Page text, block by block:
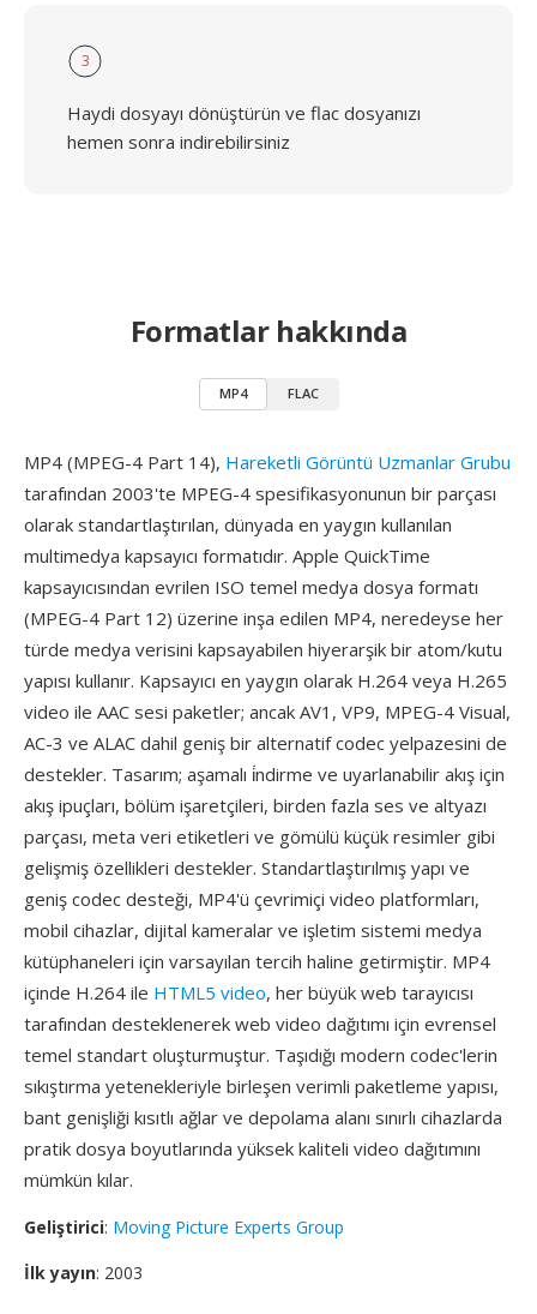
3
Haydi dosyayı dönüştürün ve flac dosyanızı
hemen sonra indirebilirsiniz
Formatlar hakkında
MP4 FLAC
MP4 (MPEG-4 Part 14), Hareketli Görüntü Uzmanlar Grubu
tarafından 2003'te MPEG-4 spesifikasyonunun bir parçası
olarak standartlaştırılan, dünyada en yaygın kullanılan
multimedya kapsayıcı formatıdır. Apple QuickTime
kapsayıcısından evrilen ISO temel medya dosya formatı
(MPEG-4 Part 12) üzerine inşa edilen MP4, neredeyse her
türde medya verisini kapsayabilen hiyerarşik bir atom/kutu
yapısı kullanır. Kapsayıcı en yaygın olarak H.264 veya H.265
video ile AAC sesi paketler; ancak AV1, VP9, MPEG-4 Visual,
AC-3 ve ALAC dahil geniş bir alternatif codec yelpazesini de
destekler. Tasarım; aşamalı i̇ndirme ve uyarlanabilir akış için
akış ipuçları, bölüm işaretçileri, birden fazla ses ve altyazı
parçası, meta veri etiketleri ve gömülü küçük resimler gibi
gelişmiş özellikleri destekler. Standartlaştırılmış yapı ve
geniş codec desteği, MP4'ü çevrimiçi video platformları,
mobil cihazlar, dijital kameralar ve işletim sistemi medya
kütüphaneleri için varsayılan tercih haline getirmiştir. MP4
içinde H.264 ile HTML5 video, her büyük web tarayıcısı
tarafından desteklenerek web video dağıtımı için evrensel
temel standart oluşturmuştur. Taşıdığı modern codec'lerin
sıkıştırma yetenekleriyle birleşen verimli paketleme yapısı,
bant genişliği kısıtlı ağlar ve depolama alanı sınırlı cihazlarda
pratik dosya boyutlarında yüksek kaliteli video dağıtımını
mümkün kılar.
Geliştirici: Moving Picture Experts Group
İlk yayın: 2003